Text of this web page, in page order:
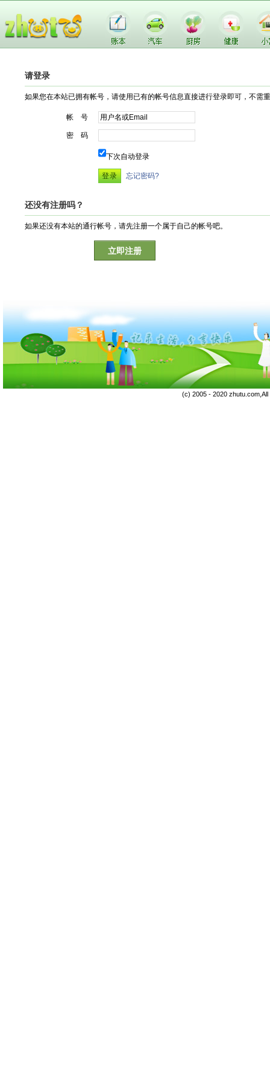
请登录
如果您在本站已拥有帐号，请使用已有的帐号信息直接进行登录即可，不需
帐 号
密 码
下次自动登录
忘记密码?
还没有注册吗？
如果还没有本站的通行帐号，请先注册一个属于自己的帐号吧。
立即注册
(c) 2005 - 2020